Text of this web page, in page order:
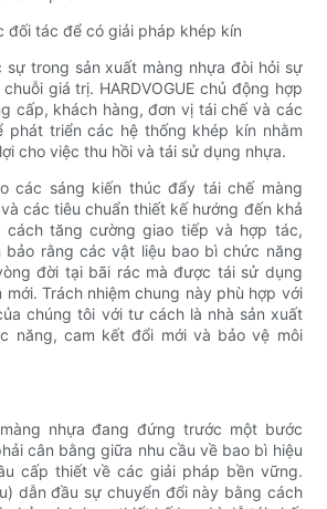
đối tác để có giải pháp khép kín
trong sản xuất màng nhựa đòi hỏi sự
giá trị. HARDVOGUE chủ động hợp
cấp, khách hàng, đơn vị tái chế và các
phát triển các hệ thống khép kín nhằm
cho việc thu hồi và tái sử dụng nhựa.
các sáng kiến ​​thúc đẩy tái chế màng
các tiêu chuẩn thiết kế hướng đến khả
cách tăng cường giao tiếp và hợp tác,
bảo rằng các vật liệu bao bì chức năng
đời tại bãi rác mà được tái sử dụng
Trách nhiệm chung này phù hợp với
chúng tôi với tư cách là nhà sản xuất
năng, cam kết đổi mới và bảo vệ môi
nhựa đang đứng trước một bước
cân bằng giữa nhu cầu về bao bì hiệu
cấp thiết về các giải pháp bền vững.
dẫn đầu sự chuyển đổi này bằng cách